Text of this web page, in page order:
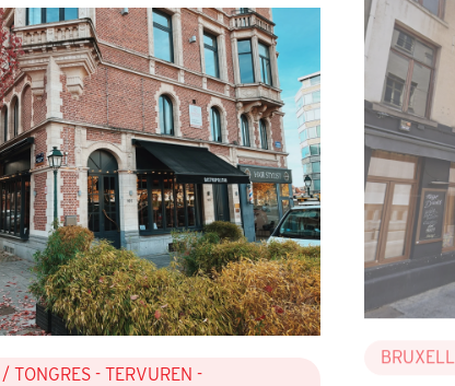
/ TONGRES - TERVUREN -